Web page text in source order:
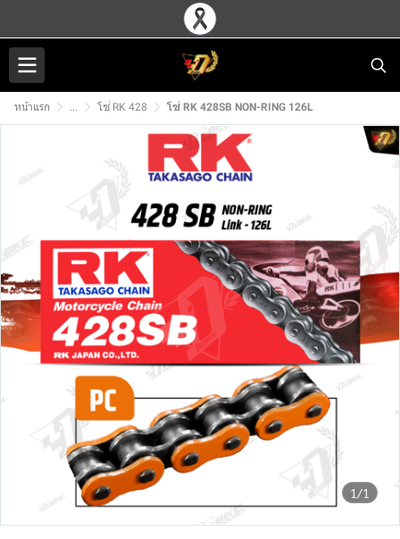
หน้าแรก ... โซ่ RK 428 โซ่ RK 428SB NON-RING 126L
1/1